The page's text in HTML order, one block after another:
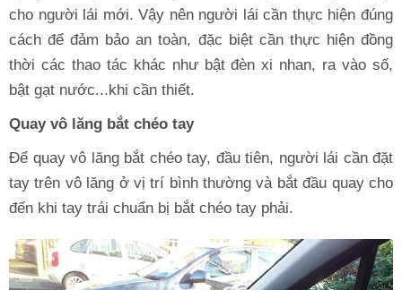
cho người lái mới. Vậy nên người lái cần thực hiện đúng
cách để đảm bảo an toàn, đặc biệt cần thực hiện đồng
thời các thao tác khác như bật đèn xi nhan, ra vào số,
bật gạt nước...khi cần thiết.
Quay vô lăng bắt chéo tay
Để quay vô lăng bắt chéo tay, đầu tiên, người lái cần đặt
tay trên vô lăng ở vị trí bình thường và bắt đầu quay cho
đến khi tay trái chuẩn bị bắt chéo tay phải.